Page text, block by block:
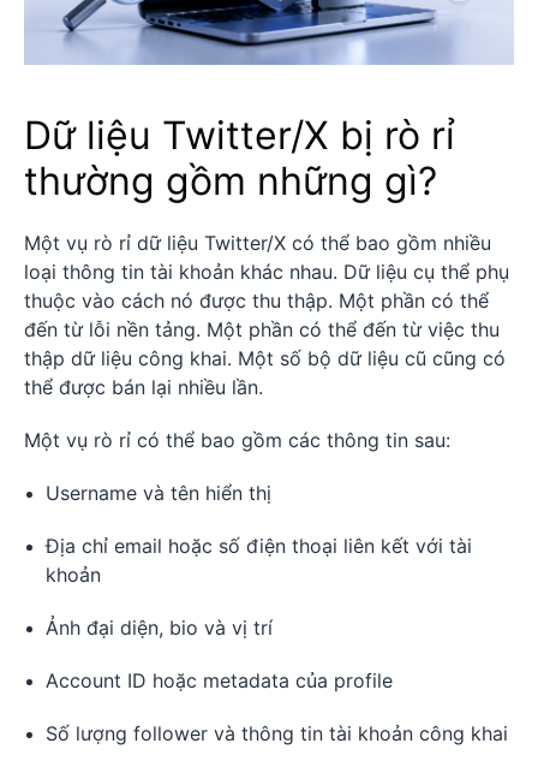
Dữ liệu Twitter/X bị rò rỉ
thường gồm những gì?
Một vụ rò rỉ dữ liệu Twitter/X có thể bao gồm nhiều
loại thông tin tài khoản khác nhau. Dữ liệu cụ thể phụ
thuộc vào cách nó được thu thập. Một phần có thể
đến từ lỗi nền tảng. Một phần có thể đến từ việc thu
thập dữ liệu công khai. Một số bộ dữ liệu cũ cũng có
thể được bán lại nhiều lần.
Một vụ rò rỉ có thể bao gồm các thông tin sau:
Username và tên hiển thị
Địa chỉ email hoặc số điện thoại liên kết với tài
khoản
Ảnh đại diện, bio và vị trí
Account ID hoặc metadata của profile
Số lượng follower và thông tin tài khoản công khai